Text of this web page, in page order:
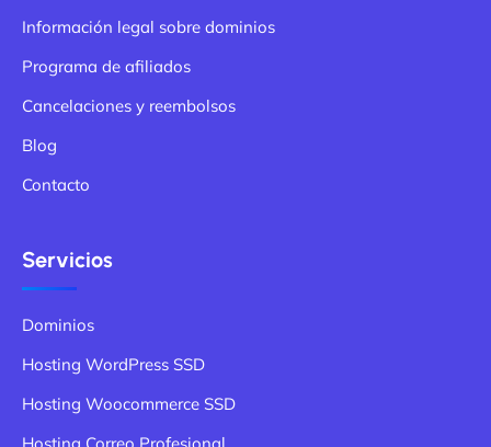
Información legal sobre dominios
Programa de afiliados
Cancelaciones y reembolsos
Blog
Contacto
Servicios
Dominios
Hosting WordPress SSD
Hosting Woocommerce SSD